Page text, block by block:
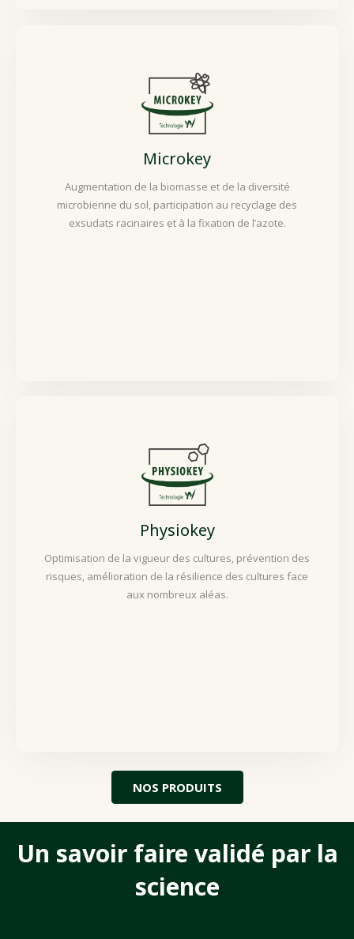
Microkey
Augmentation de la biomasse et de la diversité
microbienne du sol, participation au recyclage des
exsudats racinaires et à la fixation de l’azote.
Physiokey
Optimisation de la vigueur des cultures, prévention des
risques, amélioration de la résilience des cultures face
aux nombreux aléas.
NOS PRODUITS
Un savoir faire validé par la
science